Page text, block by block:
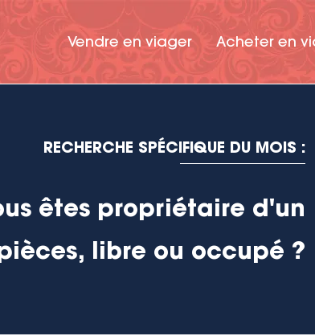
Vendre en viager Acheter en
RECHERCHE SPÉCIFIQUE DU MOIS :
êtes propriétaire d'un
libre ou occupé ?